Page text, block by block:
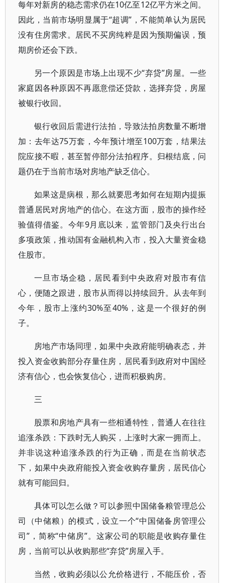
每年对新房的稳态需求仍在10亿至12亿平方米之间。
因此，当前市场明显属于“超调”，不能简单认为居民
没有住房需求。居民不买房纯粹是因为预期偏误，预
期房价还会下跌。
另一个原因是市场上出现不少“弃贷”房屋。一些
家庭因各种原因不再愿意偿还贷款，选择弃贷，房屋
被银行收回。
银行收回后需进行法拍，导致法拍房数量不断增
加：去年达75万套，今年预计增至100万套，结果法
院应接不暇，甚至暂停部分法拍程序。归根结底，问
题仍在于当前市场对房地产缺乏信心。
如果这是病根，那么就要思考如何在短期内提振
普通居民对房地产的信心。在这方面，股市的操作经
验值得借鉴。今年9月底以来，监管部门及央行出台
多项政策，推动国有金融机构入市，投入大量资金稳
住股市。
一旦市场企稳，居民看到中央政府对股市有信
心，便随之跟进，股市从而得以持续回升。从去年到
今年，股市上涨约30%至40%，这是一个很好的例
子。
房地产市场同理，如果中央政府能明确表态，并
投入资金收购部分存量住房，居民看到政府对中国经
济有信心，也会恢复信心，进而积极购房。
三
股票和房地产具有一些相通特性，普通人在往往
追涨杀跌：下跌时无人购买，上涨时大家一拥而上。
并非说这种追涨杀跌的行为正确，而是在当前状态
下，如果中央政府能投入资金收购存量房，居民信心
就有可能回归。
具体可以怎么做？可以参照中国储备粮管理总公
司（中储粮）的模式，设立一个“中国储备房管理公
司”，简称“中储房”。这家公司的职能是收购存量住
房，当前可以从收购那些“弃贷”房屋入手。
当然，收购必须以公允价格进行，不能压价，否